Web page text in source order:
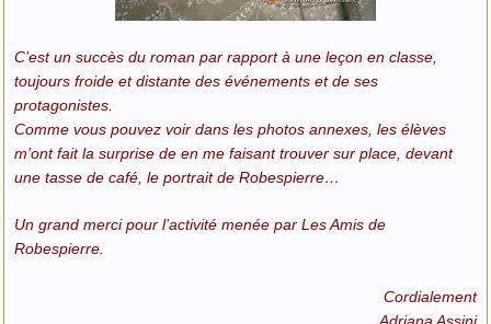
C’est un succès du roman par rapport à une leçon en classe,
toujours froide et distante des événements et de ses
protagonistes.
Comme vous pouvez voir dans les photos annexes, les élèves
m’ont fait la surprise de en me faisant trouver sur place, devant
une tasse de café, le portrait de Robespierre…
Un grand merci pour l’activité menée par Les Amis de
Robespierre.
Cordialement